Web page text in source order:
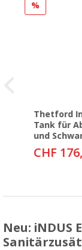
%
Thetford
Tank für
und
CHF 176,
Neu: iNDUS